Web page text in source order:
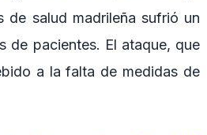
de salud madrileña sufrió un
de pacientes. El ataque, que
a la falta de medidas de